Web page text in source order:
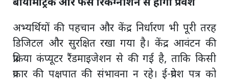
बायोमेट्रिक और फेस रिकग्नीशन से होगा प्रवेश
अभ्यर्थियों की पहचान और केंद्र निर्धारण भी पूरी तरह
डिजिटल और सुरक्षित रखा गया है। केंद्र आवंटन की
प्रक्रिया कंप्यूटर रैंडमाइजेशन से की गई है, ताकि किसी
प्रकार की पक्षपात की संभावना न रहे। ई-प्रवेश पत्र को